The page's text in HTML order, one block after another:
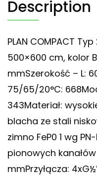
Description
PLAN COMPACT
500×600 cm, kolor
mmSzerokość – L:
75/65/20°C:
343Materiał:
blacha ze stali
zimno FeP0 1 wg
pionowych
mmPrzyłącza: